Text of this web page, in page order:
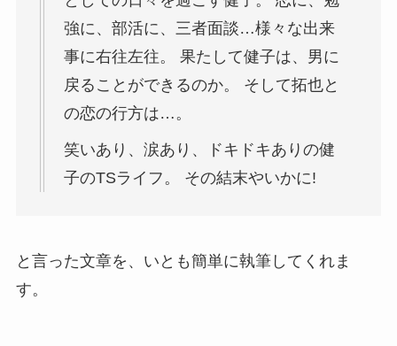
強に、部活に、三者面談…様々な出来
事に右往左往。 果たして健子は、男に
戻ることができるのか。 そして拓也と
の恋の行方は…。
笑いあり、涙あり、ドキドキありの健
子のTSライフ。 その結末やいかに!
と言った文章を、いとも簡単に執筆してくれま
す。